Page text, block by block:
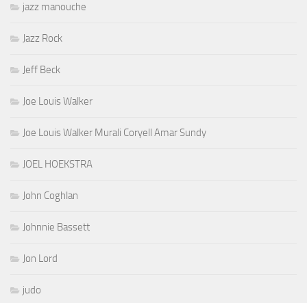
jazz manouche
Jazz Rock
Jeff Beck
Joe Louis Walker
Joe Louis Walker Murali Coryell Amar Sundy
JOEL HOEKSTRA
John Coghlan
Johnnie Bassett
Jon Lord
judo